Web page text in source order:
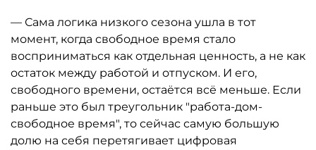
— Сама логика низкого сезона ушла в тот
момент, когда свободное время стало
восприниматься как отдельная ценность, а не как
остаток между работой и отпуском. И его,
свободного времени, остаётся всё меньше. Если
раньше это был треугольник "работа-дом-
свободное время", то сейчас самую большую
долю на себя перетягивает цифровая